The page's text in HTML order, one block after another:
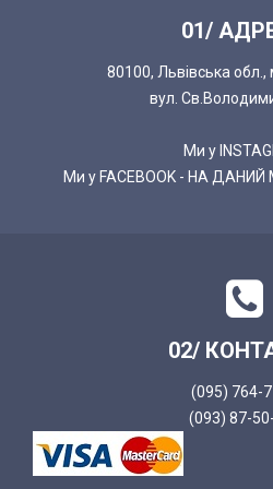
01/
80100, Львівська
вул.
Ми у
Ми у FACEBOOK - НА
02/
(095) 764-
(093) 87-